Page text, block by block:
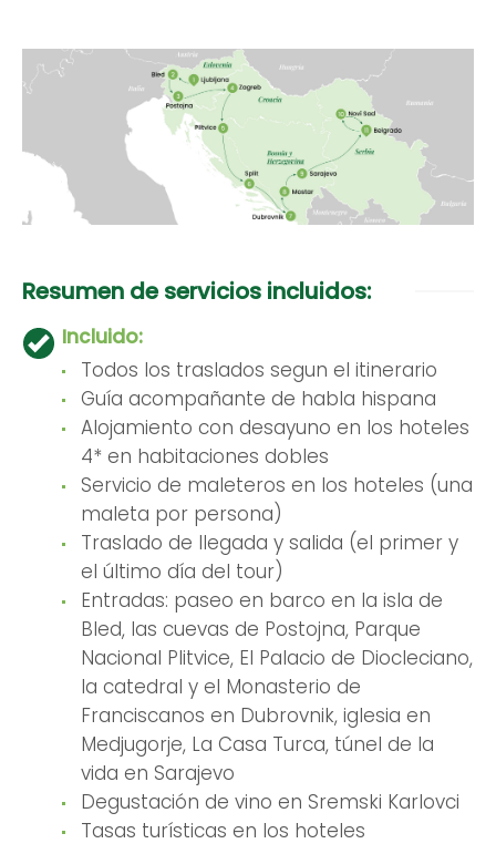
Resumen de servicios incluidos:
Incluido:
Todos los traslados segun el itinerario
Guía acompañante de habla hispana
Alojamiento con desayuno en los hoteles
4* en habitaciones dobles
Servicio de maleteros en los hoteles (una
maleta por persona)
Traslado de llegada y salida (el primer y
el último día del tour)
Entradas: paseo en barco en la isla de
Bled, las cuevas de Postojna, Parque
Nacional Plitvice, El Palacio de Diocleciano,
la catedral y el Monasterio de
Franciscanos en Dubrovnik, iglesia en
Medjugorje, La Casa Turca, túnel de la
vida en Sarajevo
Degustación de vino en Sremski Karlovci
Tasas turísticas en los hoteles